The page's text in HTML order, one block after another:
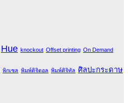
Hue knockout Offset printing On Demand
พิกเซล พิมพ์ดิจิตอล พิมพ์ดิจิทัล ศิลปะกระดาษ